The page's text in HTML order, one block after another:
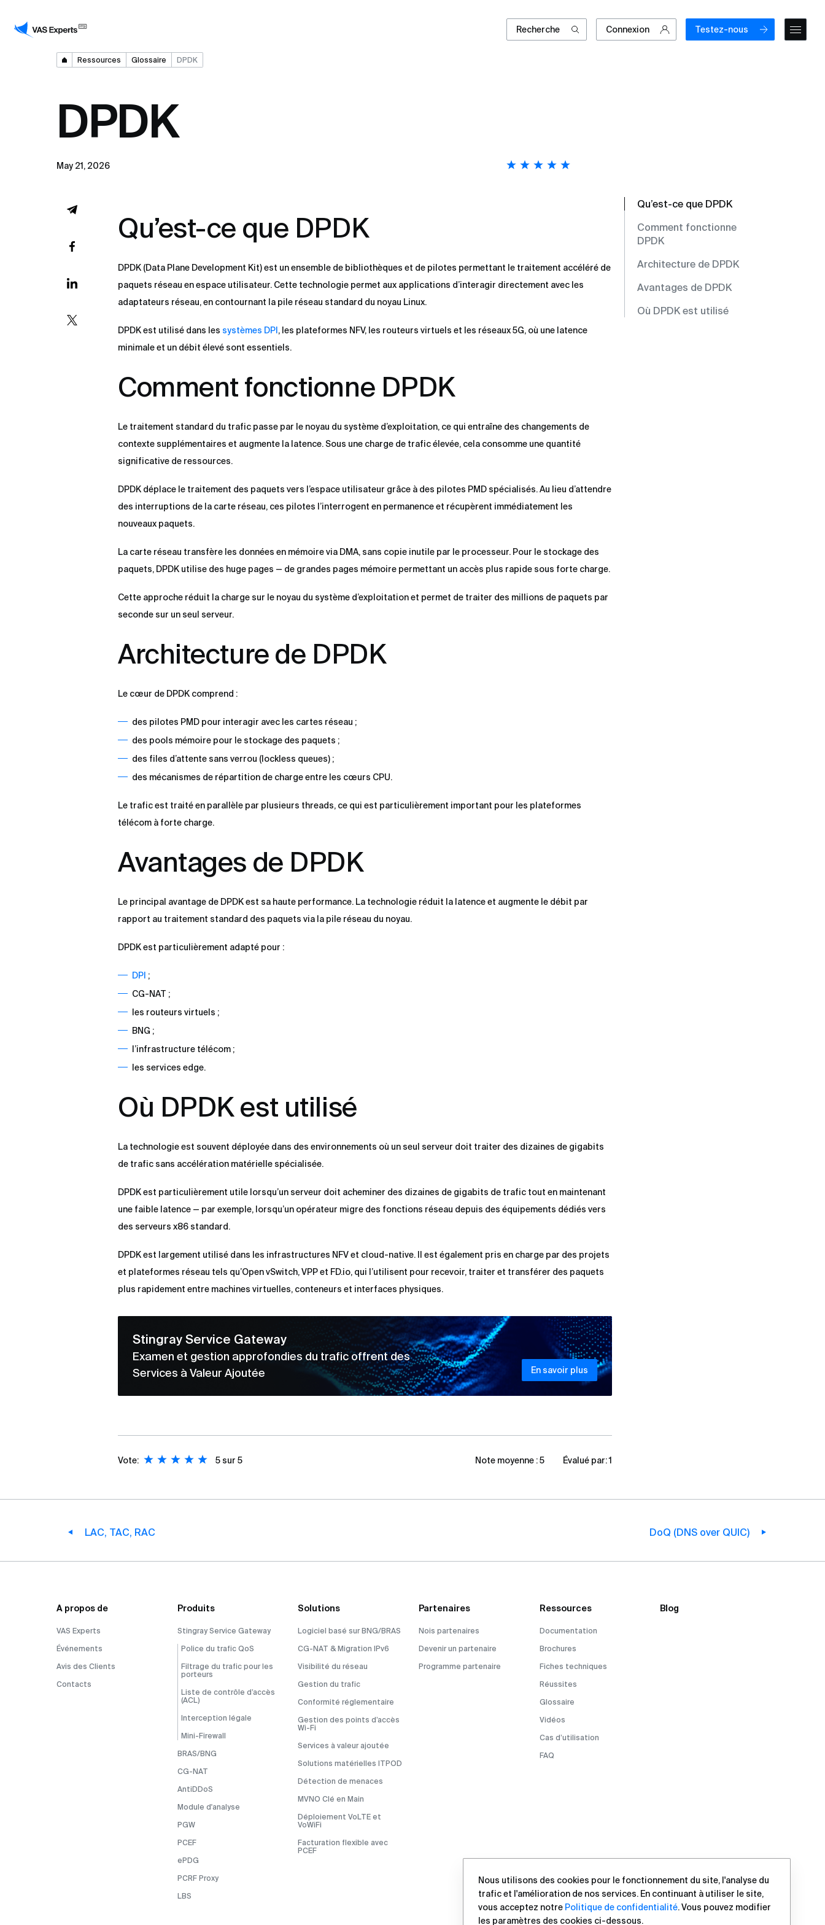
Recherche Connexion Testez-nous
Ressources Glossaire DPDK
DPDK
May 21, 2026
Qu’est-ce que DPDK
DPDK (Data Plane Development Kit) est un ensemble de bibliothèques et de pilotes permettant le traitement accéléré de
paquets réseau en espace utilisateur. Cette technologie permet aux applications d’interagir directement avec les
adaptateurs réseau, en contournant la pile réseau standard du noyau Linux.
DPDK est utilisé dans les systèmes DPI , les plateformes NFV, les routeurs virtuels et les réseaux 5G, où une latence
minimale et un débit élevé sont essentiels.
Comment fonctionne DPDK
Le traitement standard du trafic passe par le noyau du système d’exploitation, ce qui entraîne des changements de
contexte supplémentaires et augmente la latence. Sous une charge de trafic élevée, cela consomme une quantité
significative de ressources.
DPDK déplace le traitement des paquets vers l’espace utilisateur grâce à des pilotes PMD spécialisés. Au lieu d’attendre
des interruptions de la carte réseau, ces pilotes l’interrogent en permanence et récupèrent immédiatement les
nouveaux paquets.
La carte réseau transfère les données en mémoire via DMA, sans copie inutile par le processeur. Pour le stockage des
paquets, DPDK utilise des huge pages — de grandes pages mémoire permettant un accès plus rapide sous forte charge.
Cette approche réduit la charge sur le noyau du système d’exploitation et permet de traiter des millions de paquets par
seconde sur un seul serveur.
Architecture de DPDK
Le cœur de DPDK comprend :
des pilotes PMD pour interagir avec les cartes réseau ;
des pools mémoire pour le stockage des paquets ;
des files d’attente sans verrou (lockless queues) ;
des mécanismes de répartition de charge entre les cœurs CPU.
Le trafic est traité en parallèle par plusieurs threads, ce qui est particulièrement important pour les plateformes
télécom à forte charge.
Avantages de DPDK
Le principal avantage de DPDK est sa haute performance. La technologie réduit la latence et augmente le débit par
rapport au traitement standard des paquets via la pile réseau du noyau.
DPDK est particulièrement adapté pour :
DPI ;
CG-NAT ;
les routeurs virtuels ;
BNG ;
l’infrastructure télécom ;
les services edge.
Où DPDK est utilisé
La technologie est souvent déployée dans des environnements où un seul serveur doit traiter des dizaines de gigabits
de trafic sans accélération matérielle spécialisée.
DPDK est particulièrement utile lorsqu’un serveur doit acheminer des dizaines de gigabits de trafic tout en maintenant
une faible latence — par exemple, lorsqu’un opérateur migre des fonctions réseau depuis des équipements dédiés vers
des serveurs x86 standard.
DPDK est largement utilisé dans les infrastructures NFV et cloud-native. Il est également pris en charge par des projets
et plateformes réseau tels qu’Open vSwitch, VPP et FD.io, qui l’utilisent pour recevoir, traiter et transférer des paquets
plus rapidement entre machines virtuelles, conteneurs et interfaces physiques.
Stingray Service Gateway
Examen et gestion approfondies du trafic offrent des
Services à Valeur Ajoutée
En savoir plus
Vote: 5 sur 5 Note moyenne :5 Évalué par:1
Qu’est-ce que DPDK
Comment fonctionne
DPDK
Architecture de DPDK
Avantages de DPDK
Où DPDK est utilisé
LAC, TAC, RAC DoQ (DNS over QUIC)
A propos de
VAS Experts
Événements
Avis des Clients
Contacts
Produits
Stingray Service Gateway
Police du trafic QoS
Filtrage du trafic pour les
porteurs
Liste de contrôle d’accès
(ACL)
Interception légale
Mini-Firewall
BRAS/BNG
CG-NAT
AntiDDoS
Module d'analyse
PGW
PCEF
ePDG
PCRF Proxy
LBS
Solutions
Logiciel basé sur BNG/BRAS
CG-NAT & Migration IPv6
Visibilité du réseau
Gestion du trafic
Conformité réglementaire
Gestion des points d’accès
Wi-Fi
Services à valeur ajoutée
Solutions matérielles ITPOD
Détection de menaces
MVNO Clé en Main
Déploiement VoLTE et
VoWiFi
Facturation flexible avec
PCEF
Partenaires
Nois partenaires
Devenir un partenaire
Programme partenaire
Ressources
Documentation
Brochures
Fiches techniques
Réussites
Glossaire
Vidéos
Cas d’utilisation
FAQ
Blog
Nous utilisons des cookies pour le fonctionnement du site, l'analyse du
trafic et l'amélioration de nos services. En continuant à utiliser le site,
vous acceptez notre Politique de confidentialité. Vous pouvez modifier
les paramètres des cookies ci-dessous.